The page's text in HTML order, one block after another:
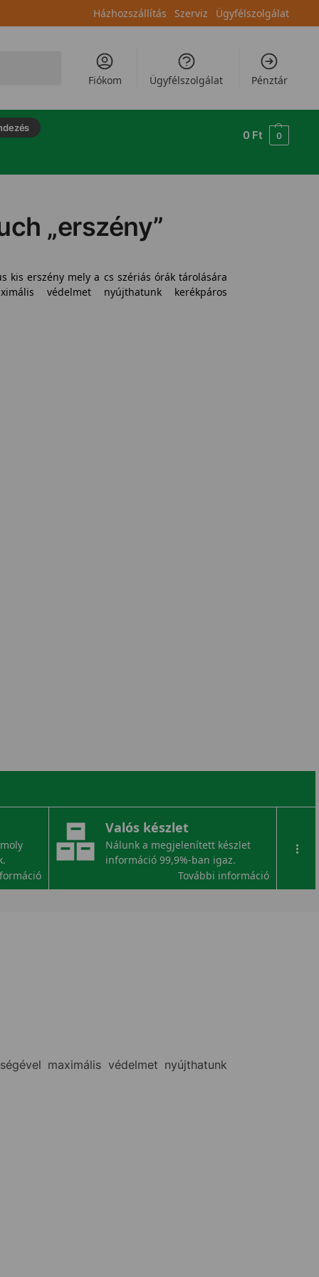
Házhozszállítás Szerviz Ügyfélszolgálat
Fiókom Ügyfélszolgálat Pénztár
0 Ft 0
„erszény”
kis erszény mely a cs szériás órák tárolására
védelmet nyújthatunk kerékpáros
Valós készlet
Nálunk a megjelenített készlet
információ 99,9%-ban igaz.
További információ
...
maximális védelmet nyújthatunk